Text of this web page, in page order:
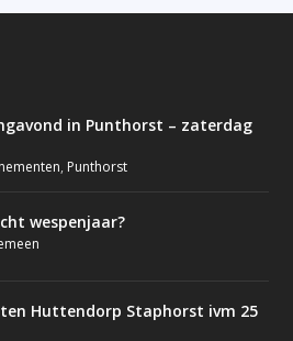
in Punthorst – zaterdag
, Punthorst
wespenjaar?
Huttendorp Staphorst ivm 25